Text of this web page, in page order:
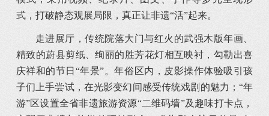
式，打破静态观展局限，真正让非遗“活”起来。
走进展厅，传统院落大门与红火的武强木版年画、
精致的蔚县剪纸、绚丽的胜芳花灯相互映衬，勾勒出喜
庆祥和的节日“年景”。年俗区内，皮影操作体验吸引孩
子们上手尝试，在光影变幻间感受传统戏剧的魅力；“年
游”区设置全省非遗旅游资源“二维码墙”及趣味打卡点，